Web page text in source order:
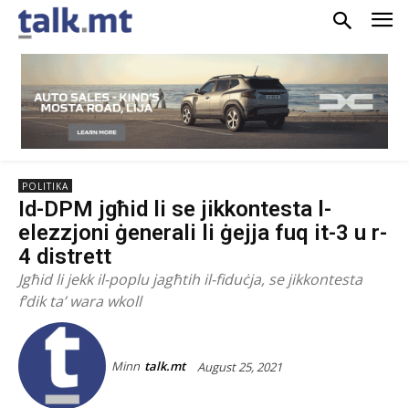
POLITIKA
Id-DPM jgħid li se jikkontesta l-
elezzjoni ġenerali li ġejja fuq it-3 u r-
4 distrett
Jgħid li jekk il-poplu jagħtih il-fiduċja, se jikkontesta
f’dik ta’ wara wkoll
Minn talk.mt August 25, 2021